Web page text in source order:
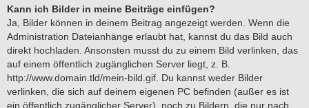
Kann ich Bilder in meine Beiträge einfügen?
Ja, Bilder können in deinem Beitrag angezeigt werden. Wenn die
Administration Dateianhänge erlaubt hat, kannst du das Bild auch
direkt hochladen. Ansonsten musst du zu einem Bild verlinken, das
auf einem öffentlich zugänglichen Server liegt, z. B.
http://www.domain.tld/mein-bild.gif. Du kannst weder Bilder
verlinken, die sich auf deinem eigenen PC befinden (außer es ist
ein öffentlich zugänglicher Server), noch zu Bildern, die nur nach